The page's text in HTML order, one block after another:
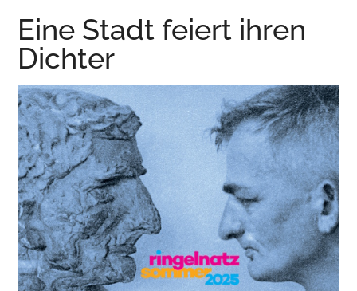
in
Wurzen
Eine Stadt feiert ihren
Dichter